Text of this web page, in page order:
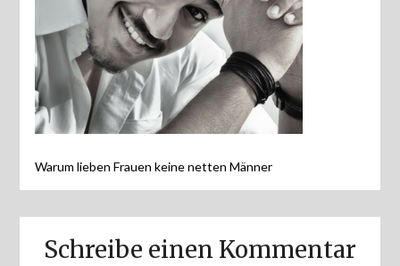
Warum lieben Frauen keine netten Männer
Schreibe einen Kommentar